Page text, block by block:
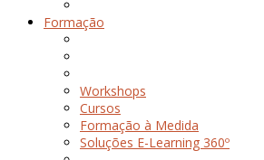
Formação
Workshops
Cursos
Formação à Medida
Soluções E-Learning 360º